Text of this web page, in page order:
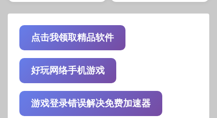
点击我领取精品软件
好玩网络手机游戏
游戏登录错误解决免费加速器